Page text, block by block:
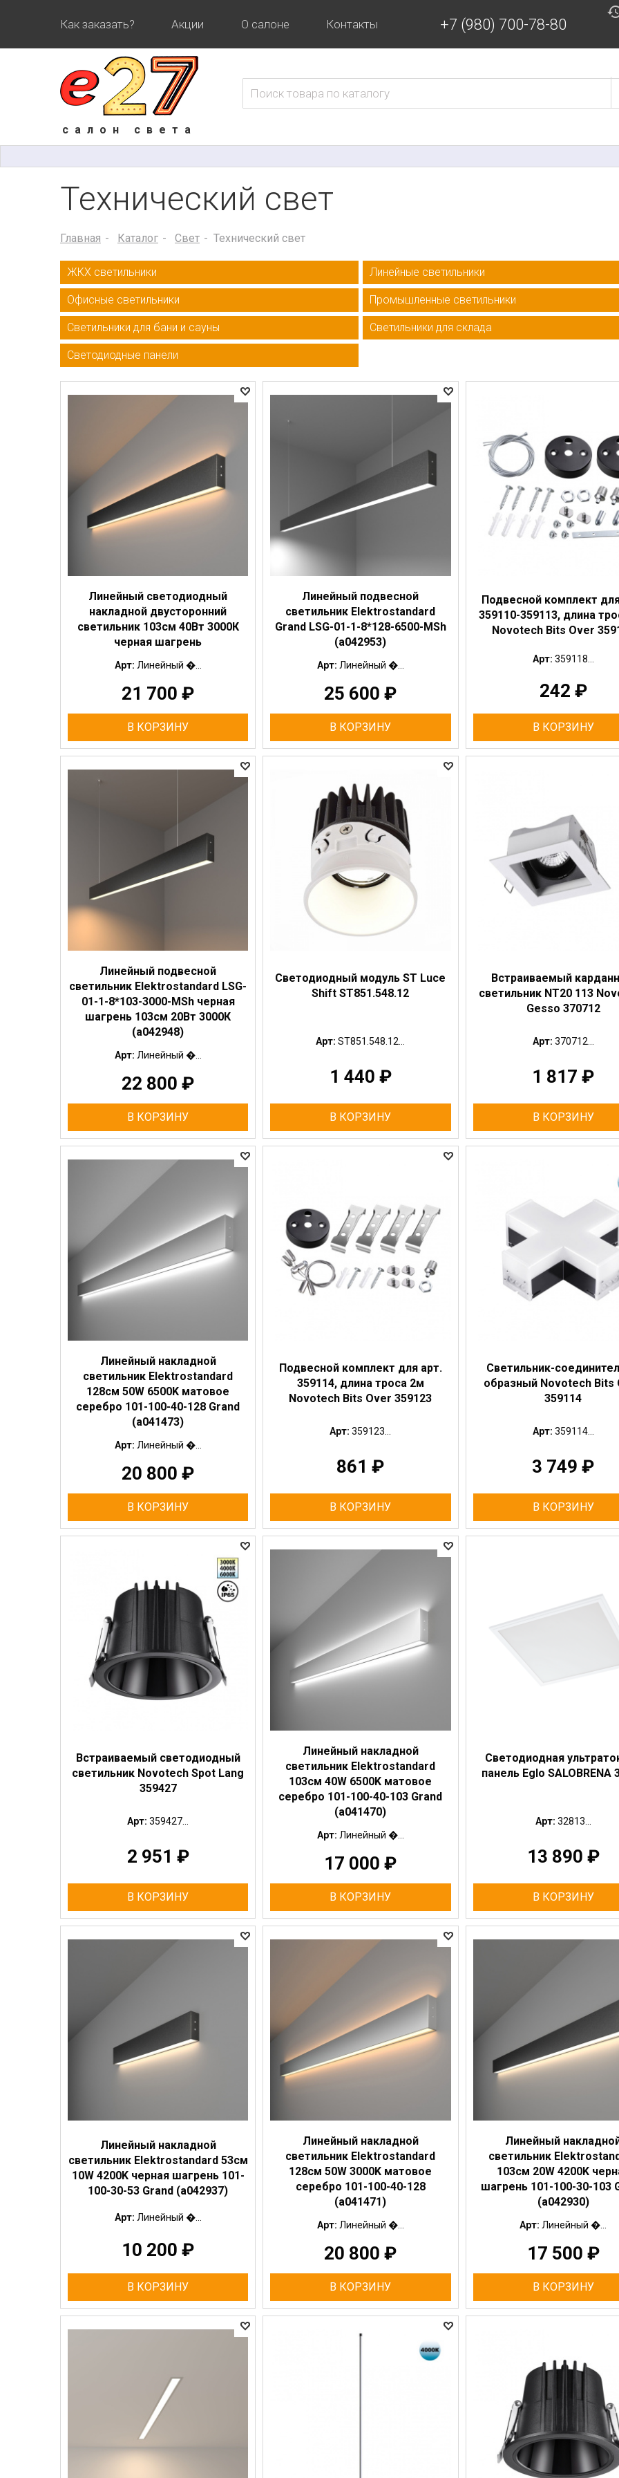
Как заказать? Акции О салоне Контакты +7 (980) 700-78-80
салон света
Технический свет
Главная Каталог Свет Технический свет
ЖКХ светильники Линейные светильники
Офисные светильники Промышленные светильники
Светильники для бани и сауны Светильники для склада
Светодиодные панели
Линейный светодиодный
накладной двусторонний
светильник 103см 40Вт 3000К
черная шагрень
Арт: Линейный �...
21 700₽
В КОРЗИНУ
Линейный подвесной
светильник Elektrostandard
Grand LSG-01-1-8*128-6500-MSh
(a042953)
Арт: Линейный �...
25 600₽
В КОРЗИНУ
Подвесной комплект
359110-359113, длина
Novotech Bits Over
Арт: 359118...
242 ₽
В КОРЗИНУ
Линейный подвесной
светильник Elektrostandard LSG-
01-1-8*103-3000-MSh черная
шагрень 103см 20Вт 3000К
(a042948)
Арт: Линейный �...
22 800₽
В КОРЗИНУ
Светодиодный модуль ST Luce
Shift ST851.548.12
Арт:ST851.548.12...
1 440 ₽
В КОРЗИНУ
Встраиваемый
светильник NT20 113
Gesso 370712
Арт: 370712...
1 817₽
В КОРЗИНУ
Линейный накладной
светильник Elektrostandard
128см 50W 6500K матовое
серебро 101-100-40-128 Grand
(a041473)
Арт: Линейный �...
20 800₽
В КОРЗИНУ
Подвесной комплект для арт.
359114, длина троса 2м
Novotech Bits Over 359123
Арт:359123...
861₽
В КОРЗИНУ
Светильник-
образный Novotech Bits
359114
Арт: 359114...
3 749₽
В КОРЗИНУ
Встраиваемый светодиодный
светильник Novotech Spot Lang
359427
Арт:359427...
2 951 ₽
В КОРЗИНУ
Линейный накладной
светильник Elektrostandard
103см 40W 6500K матовое
серебро 101-100-40-103 Grand
(a041470)
Арт: Линейный �...
17 000₽
В КОРЗИНУ
Светодиодная
панель Eglo SALOBRENA
Арт: 32813...
13 890 ₽
В КОРЗИНУ
Линейный накладной
светильник Elektrostandard 53см
10W 4200K черная шагрень 101-
100-30-53 Grand (a042937)
Арт: Линейный �...
10 200₽
В КОРЗИНУ
Линейный накладной
светильник Elektrostandard
128см 50W 3000K матовое
серебро 101-100-40-128
(a041471)
Арт: Линейный �...
20 800₽
В КОРЗИНУ
Линейный
светильник
103см 20W 4200K
шагрень 101-100-30-103
(a042930)
Арт: Линейный �...
17 500 ₽
В КОРЗИНУ